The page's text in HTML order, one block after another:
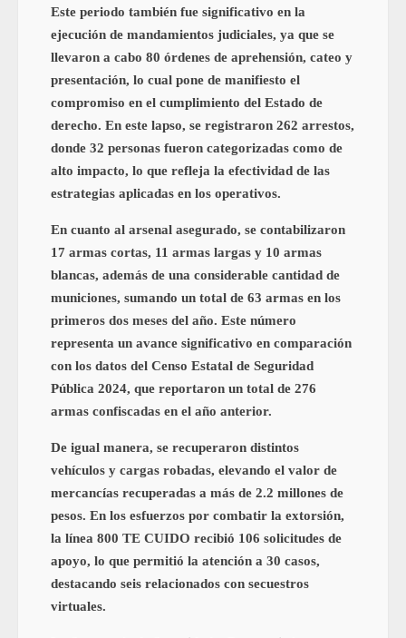
Este periodo también fue significativo en la
ejecución de mandamientos judiciales, ya que se
llevaron a cabo 80 órdenes de aprehensión, cateo y
presentación, lo cual pone de manifiesto el
compromiso en el cumplimiento del Estado de
derecho. En este lapso, se registraron 262 arrestos,
donde 32 personas fueron categorizadas como de
alto impacto, lo que refleja la efectividad de las
estrategias aplicadas en los operativos.
En cuanto al arsenal asegurado, se contabilizaron
17 armas cortas, 11 armas largas y 10 armas
blancas, además de una considerable cantidad de
municiones, sumando un total de 63 armas en los
primeros dos meses del año. Este número
representa un avance significativo en comparación
con los datos del Censo Estatal de Seguridad
Pública 2024, que reportaron un total de 276
armas confiscadas en el año anterior.
De igual manera, se recuperaron distintos
vehículos y cargas robadas, elevando el valor de
mercancías recuperadas a más de 2.2 millones de
pesos. En los esfuerzos por combatir la extorsión,
la línea 800 TE CUIDO recibió 106 solicitudes de
apoyo, lo que permitió la atención a 30 casos,
destacando seis relacionados con secuestros
virtuales.